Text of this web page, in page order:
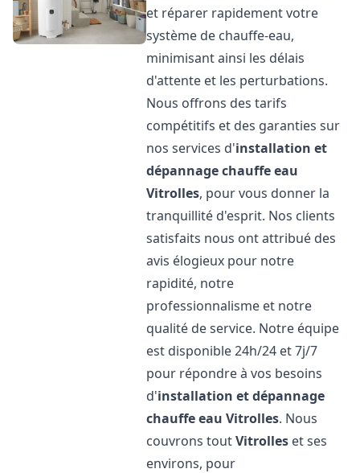
et réparer rapidement votre
système de chauffe-eau,
minimisant ainsi les délais
d'attente et les perturbations.
Nous offrons des tarifs
compétitifs et des garanties sur
nos services d'installation et
dépannage chauffe eau
Vitrolles, pour vous donner la
tranquillité d'esprit. Nos clients
satisfaits nous ont attribué des
avis élogieux pour notre
rapidité, notre
professionnalisme et notre
qualité de service. Notre équipe
est disponible 24h/24 et 7j/7
pour répondre à vos besoins
d'installation et dépannage
chauffe eau Vitrolles. Nous
couvrons toutVitrolles et ses
environs, pour